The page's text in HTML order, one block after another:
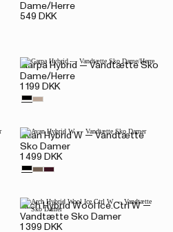
Dame/Herre
549 DKK
Garpa Hybrid — Vandtætte Sko
Dame/Herre
1 199 DKK
Avan Hybrid W — Vandtætte
Sko Damer
1 499 DKK
Arch Hybrid Wool Ice.Ctrl W —
Vandtætte Sko Damer
1 399 DKK